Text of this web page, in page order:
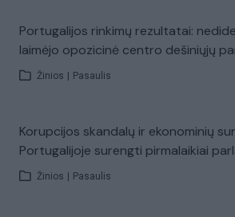
Portugalijos rinkimų rezultatai:
laimėjo opozicinė centro dešiniųjų
Žinios Pasaulis
Korupcijos skandalų ir ekonominių
Portugalijoje surengti pirmalaikiai
Žinios Pasaulis